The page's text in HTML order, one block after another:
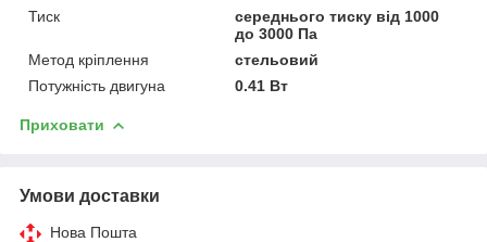
Тиск
середнього тиску від 1000
до 3000 Па
Метод кріплення
стельовий
Потужність двигуна
0.41 Вт
Приховати
Умови доставки
Нова Пошта